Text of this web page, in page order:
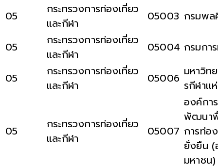
05
กระทรวงการท่องเที่ยว
และกีฬา
05003 กรมพล
05
กระทรวงการท่องเที่ยว
และกีฬา
05004 กรมกา
05
กระทรวงการท่องเที่ยว
และกีฬา
05006 มหาวิท
รกีฬาเ
05
กระทรวงการท่องเที่ยว
และกีฬา
05007
องค์กา
พัฒนา
การท่อ
ยั่งยืน (
มหาชน)